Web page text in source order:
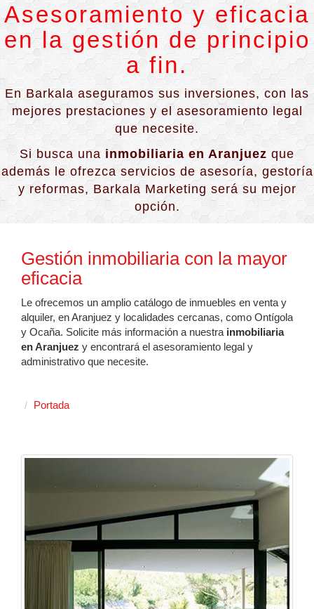
Asesoramiento y eficacia
en la gestión de principio
a fin.
En Barkala aseguramos sus inversiones, con las
mejores prestaciones y el asesoramiento legal
que necesite.
Si busca una inmobiliaria en Aranjuez que
además le ofrezca servicios de asesoría, gestoría
y reformas, Barkala Marketing será su mejor
opción.
Gestión inmobiliaria con la mayor
eficacia
Le ofrecemos un amplio catálogo de inmuebles en venta y
alquiler, en Aranjuez y localidades cercanas, como Ontígola
y Ocaña. Solicite más información a nuestra inmobiliaria
en Aranjuez y encontrará el asesoramiento legal y
administrativo que necesite.
Portada